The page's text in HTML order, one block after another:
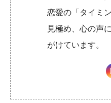
恋愛の「タイミ
見極め、心の声
がけています。